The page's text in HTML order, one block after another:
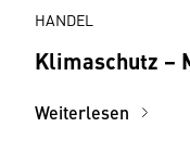
HANDEL
Klimaschutz −
Weiterlesen